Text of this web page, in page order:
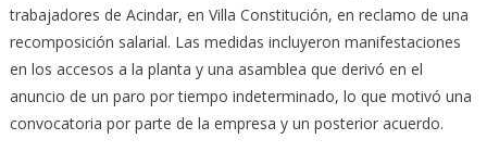
trabajadores de Acindar, en Villa Constitución, en reclamo de una
recomposición salarial. Las medidas incluyeron manifestaciones
en los accesos a la planta y una asamblea que derivó en el
anuncio de un paro por tiempo indeterminado, lo que motivó una
convocatoria por parte de la empresa y un posterior acuerdo.